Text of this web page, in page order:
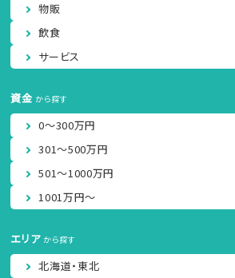
物販
飲食
サービス
資金から探す
0～300万円
301～500万円
501～1000万円
1001万円～
エリアから探す
北海道・東北